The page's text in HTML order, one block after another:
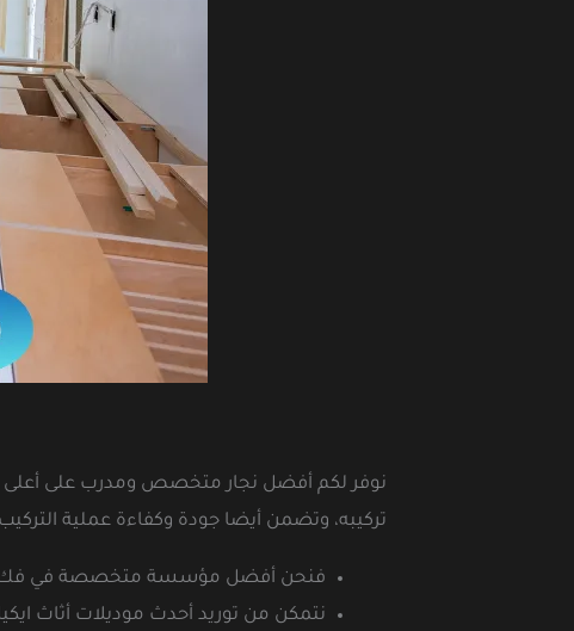
نوفر لكم أفضل نجار متخصص ومدرب على أعلى
تركيبه، وتضمن أيضا جودة وكفاءة عملية
فنحن أفضل مؤسسة متخصصة في فك
نتمكن من توريد أحدث موديلات أثاث